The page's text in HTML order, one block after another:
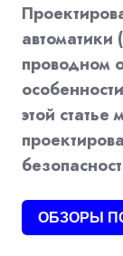
проводном
этой
ОБЗОРЫ